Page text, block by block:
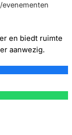
en biedt ruimte
aanwezig.